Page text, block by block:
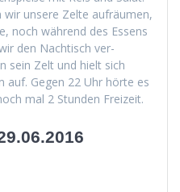
unsere Zelte aufräu­men,
noch während des Essens
den Nachtisch ver­
sein Zelt und hielt sich
auf. Gegen 22 Uhr hörte es
mal 2 Stun­den Freizeit.